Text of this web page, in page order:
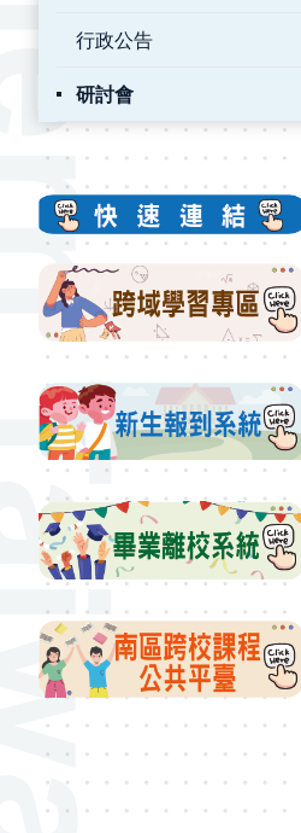
行政公告
研討會